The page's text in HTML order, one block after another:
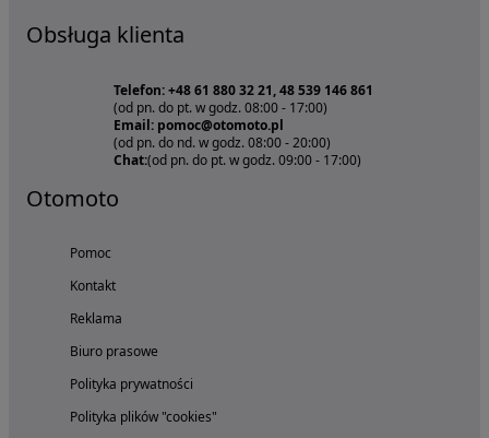
Obsługa klienta
Telefon: +48 61 880 32 21, 48 539 146 861
(od pn. do pt. w godz. 08:00 - 17:00)
Email: pomoc@otomoto.pl
(od pn. do nd. w godz. 08:00 - 20:00)
Chat:(od pn. do pt. w godz. 09:00 - 17:00)
Otomoto
Pomoc
Kontakt
Reklama
Biuro prasowe
Polityka prywatności
Polityka plików "cookies"